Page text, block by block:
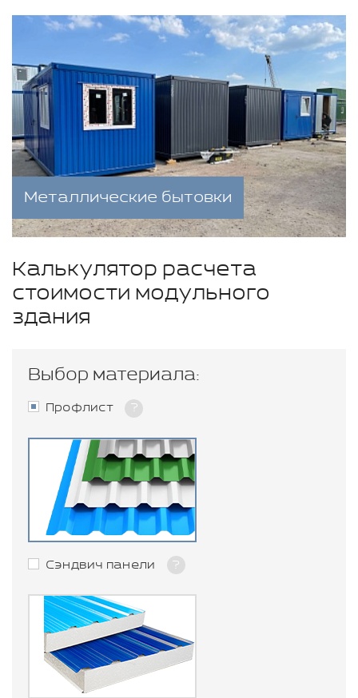
Металлические бытовки
Калькулятор расчета
стоимости модульного
здания
Выбор материала:
Профлист ?
Сэндвич панели ?